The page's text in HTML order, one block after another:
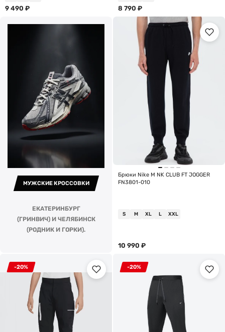
9 490 ₽ 8 790 ₽
МУЖСКИЕ КРОССОВКИ
ЕКАТЕРИНБУРГ
(ГРИНВИЧ) И ЧЕЛЯБИНСК
(РОДНИК И ГОРКИ).
Брюки Nike M NK CLUB FT JOGGER
FN3801-010
S M XL L XXL
10 990 ₽
-20% -20%